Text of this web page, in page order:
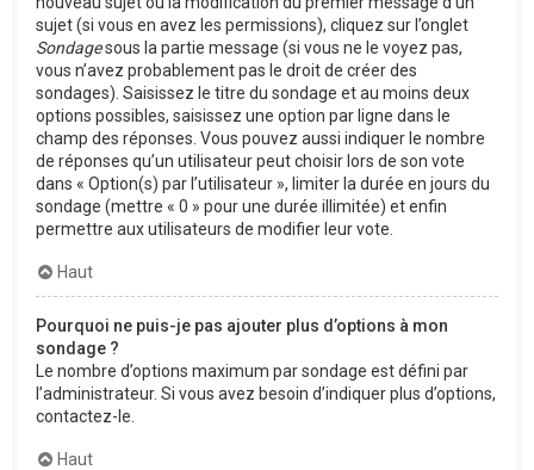
sujet (si vous en avez les permissions), cliquez sur l’onglet
Sondagesous la partie message (si vous ne le voyez pas,
vous n’avez probablement pas le droit de créer des
sondages). Saisissez le titre du sondage et au moins deux
options possibles, saisissez une option par ligne dans le
champ des réponses. Vous pouvez aussi indiquer le nombre
de réponses qu’un utilisateur peut choisir lors de son vote
dans « Option(s) par l’utilisateur », limiter la durée en jours du
sondage (mettre « 0 » pour une durée illimitée) et enfin
permettre aux utilisateurs de modifier leur vote.
Haut
Pourquoi ne puis-je pas ajouter plus d’options à mon
sondage ?
Le nombre d’options maximum par sondage est défini par
l’administrateur. Si vous avez besoin d’indiquer plus d’options,
contactez-le.
Haut